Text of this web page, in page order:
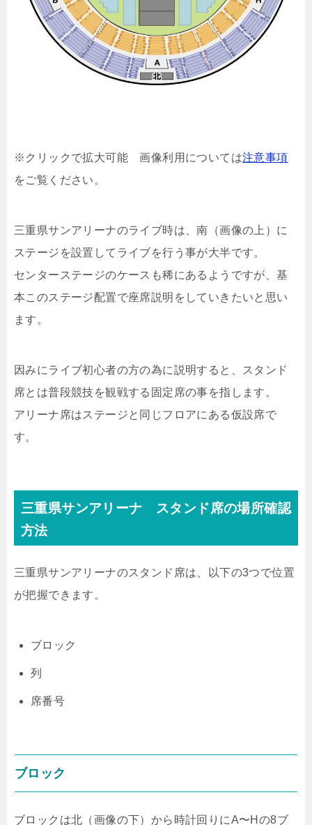
※クリックで拡大可能 画像利用については注意事項
をご覧ください。
三重県サンアリーナのライブ時は、南（画像の上）に
ステージを設置してライブを行う事が大半です。
センターステージのケースも稀にあるようですが、基
本このステージ配置で座席説明をしていきたいと思い
ます。
因みにライブ初心者の方の為に説明すると、スタンド
席とは普段競技を観戦する固定席の事を指します。
アリーナ席はステージと同じフロアにある仮設席で
す。
三重県サンアリーナ スタンド席の場所確認
方法
三重県サンアリーナのスタンド席は、以下の3つで位置
が把握できます。
ブロック
列
席番号
ブロック
ブロックは北（画像の下）から時計回りにA〜Hの8ブ